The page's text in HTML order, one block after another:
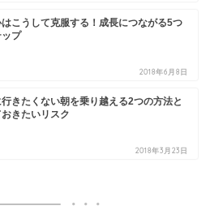
こうして克服する！成長につながる5つ
プ
2018年6月8日
きたくない朝を乗り越える2つの方法と
きたいリスク
2018年3月23日